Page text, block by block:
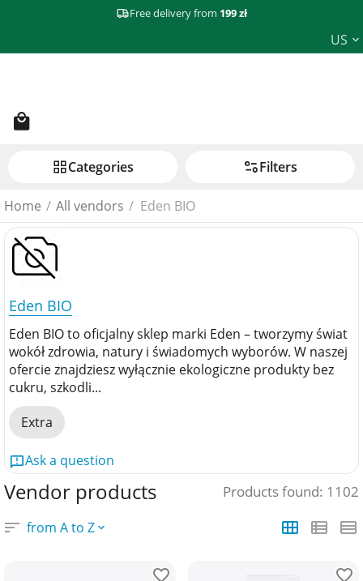
Free delivery from 199 zł
US
Сategories Filters
Home / All vendors / Eden BIO
Vendor products Products found: 1102
from A to Z
Eden BIO
Eden BIO to oficjalny sklep marki Eden – tworzymy świat
wokół zdrowia, natury i świadomych wyborów. W naszej
ofercie znajdziesz wyłącznie ekologiczne produkty bez
cukru, szkodli...
Extra
Ask a question